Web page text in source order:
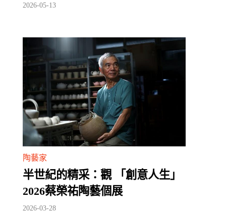
2026-05-13
陶藝家
半世紀的精采：觀 「創意人生」
2026蔡榮祐陶藝個展
2026-03-28